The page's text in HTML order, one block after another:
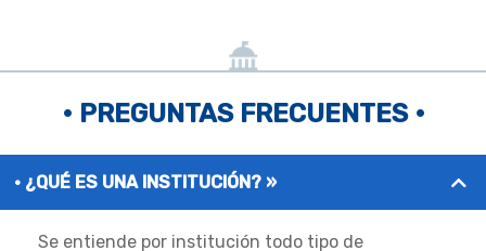
• PREGUNTAS FRECUENTES •
¿QUÉ ES UNA INSTITUCIÓN? »
Se entiende por institución todo tipo de